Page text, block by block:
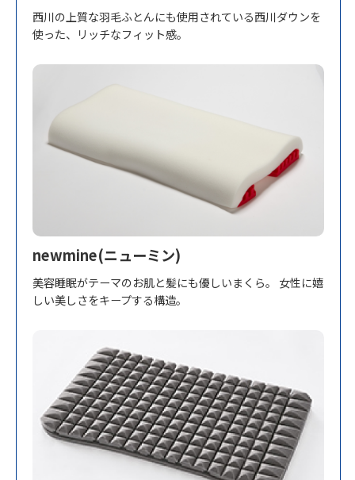
西川の上質な羽毛ふとんにも使用されている西川ダウンを
使った、リッチなフィット感。
newmine(ニューミン)
美容睡眠がテーマのお肌と髪にも優しいまくら。 女性に嬉
しい美しさをキープする構造。